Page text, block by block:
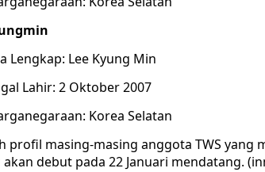
Lengkap: Lee Kyung Min
Lahir: 2 Oktober 2007
Korea Selatan
profil masing-masing anggota TWS yang
akan debut pada 22 Januari mendatang.